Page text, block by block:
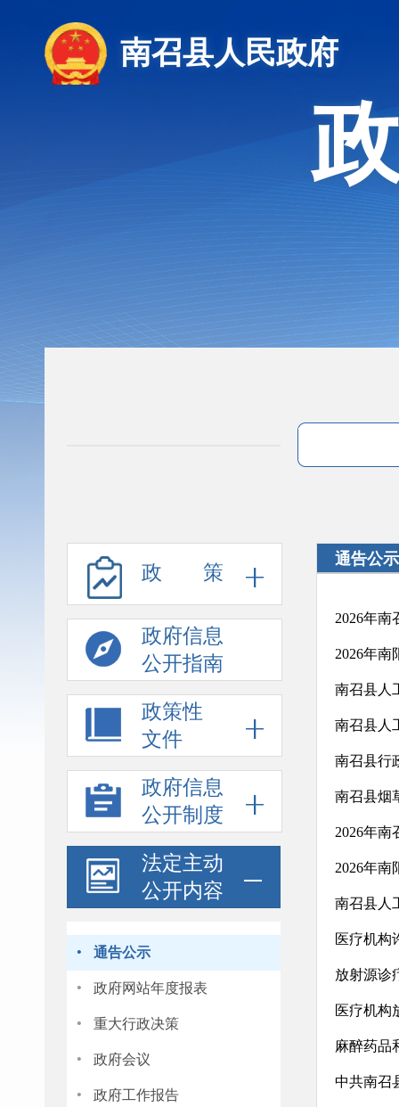
南召县人民政府
政 策
政府信息
公开指南
政策性
文件
政府信息
公开制度
法定主动
公开内容
· 通告公示
· 政府网站年度报表
· 重大行政决策
· 政府会议
· 政府工作报告
通告公示
2026年南
2026年
南召县人
南召县人
南召县行
南召县烟
2026年南
2026年南
南召县人
医疗机构
放射源诊
医疗机构
麻醉药品
中共南召